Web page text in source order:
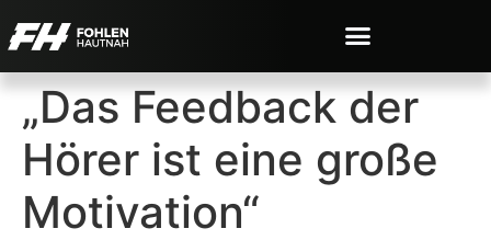
„Das Feedback der
Hörer ist eine große
Motivation“